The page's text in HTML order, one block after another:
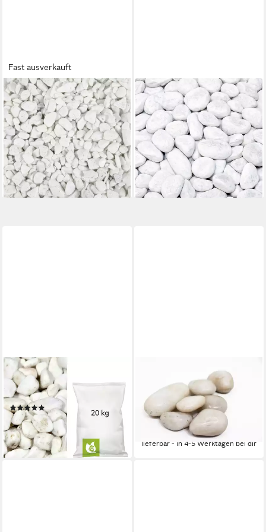
Fast ausverkauft
EUROSAND 2.0 GMBH
Kieselsteine Farbige
Dekosteine 5-12mm, Bunte
gerundete Steine Deko, 5kg
13,95 €
(2,79 €/ 1 kg)
lieferbar - in 2-3 Werktagen bei dir
+1
BURI
Zierkies 20 kg Marmorkies
15-25mm Carrara Weiß
Gartenkies Zierkies Marmor
Deko
30,99 €
(1,55 €/ 1 Stk)
lieferbar - in 3-4 Werktagen bei dir
CM-GARTENDESIGN
Zierkies Schneeweiß Kies,
(8/16mm, weiß), 20kg
(1)
ab 37,00 €
lieferbar - in 2-3 Werktagen bei dir
Zierkies 100kg Polierter
Kiesel Flusskiesel Gartenkies
Zierkies weiß, (1 St)
168,30 €
(1,68 €/ 1 kg)
lieferbar - in 4-5 Werktagen bei dir